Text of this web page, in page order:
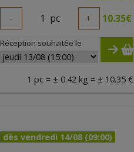
- 1 pc + 10.35€
Réception souhaitée le
1 pc = ± 0.42 kg = ± 10.35 €
dès vendredi 14/08 (09:00)